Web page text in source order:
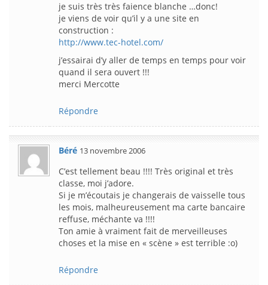
je suis très très faience blanche …donc!
je viens de voir qu’il y a une site en
construction :
http://www.tec-hotel.com/
j’essairai d’y aller de temps en temps pour voir
quand il sera ouvert !!!
merci Mercotte
Répondre
Béré 13 novembre 2006
C’est tellement beau !!!! Très original et très
classe, moi j’adore.
Si je m’écoutais je changerais de vaisselle tous
les mois, malheureusement ma carte bancaire
reffuse, méchante va !!!!
Ton amie à vraiment fait de merveilleuses
choses et la mise en « scène » est terrible :o)
Répondre